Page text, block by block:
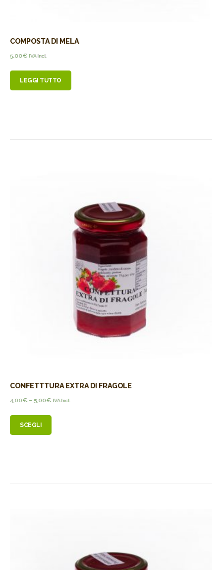
COMPOSTA DI MELA
5,00€ IVA Incl.
LEGGI TUTTO
CONFETTTURA EXTRA DI FRAGOLE
4,00€ – 5,00€ IVA Incl.
SCEGLI